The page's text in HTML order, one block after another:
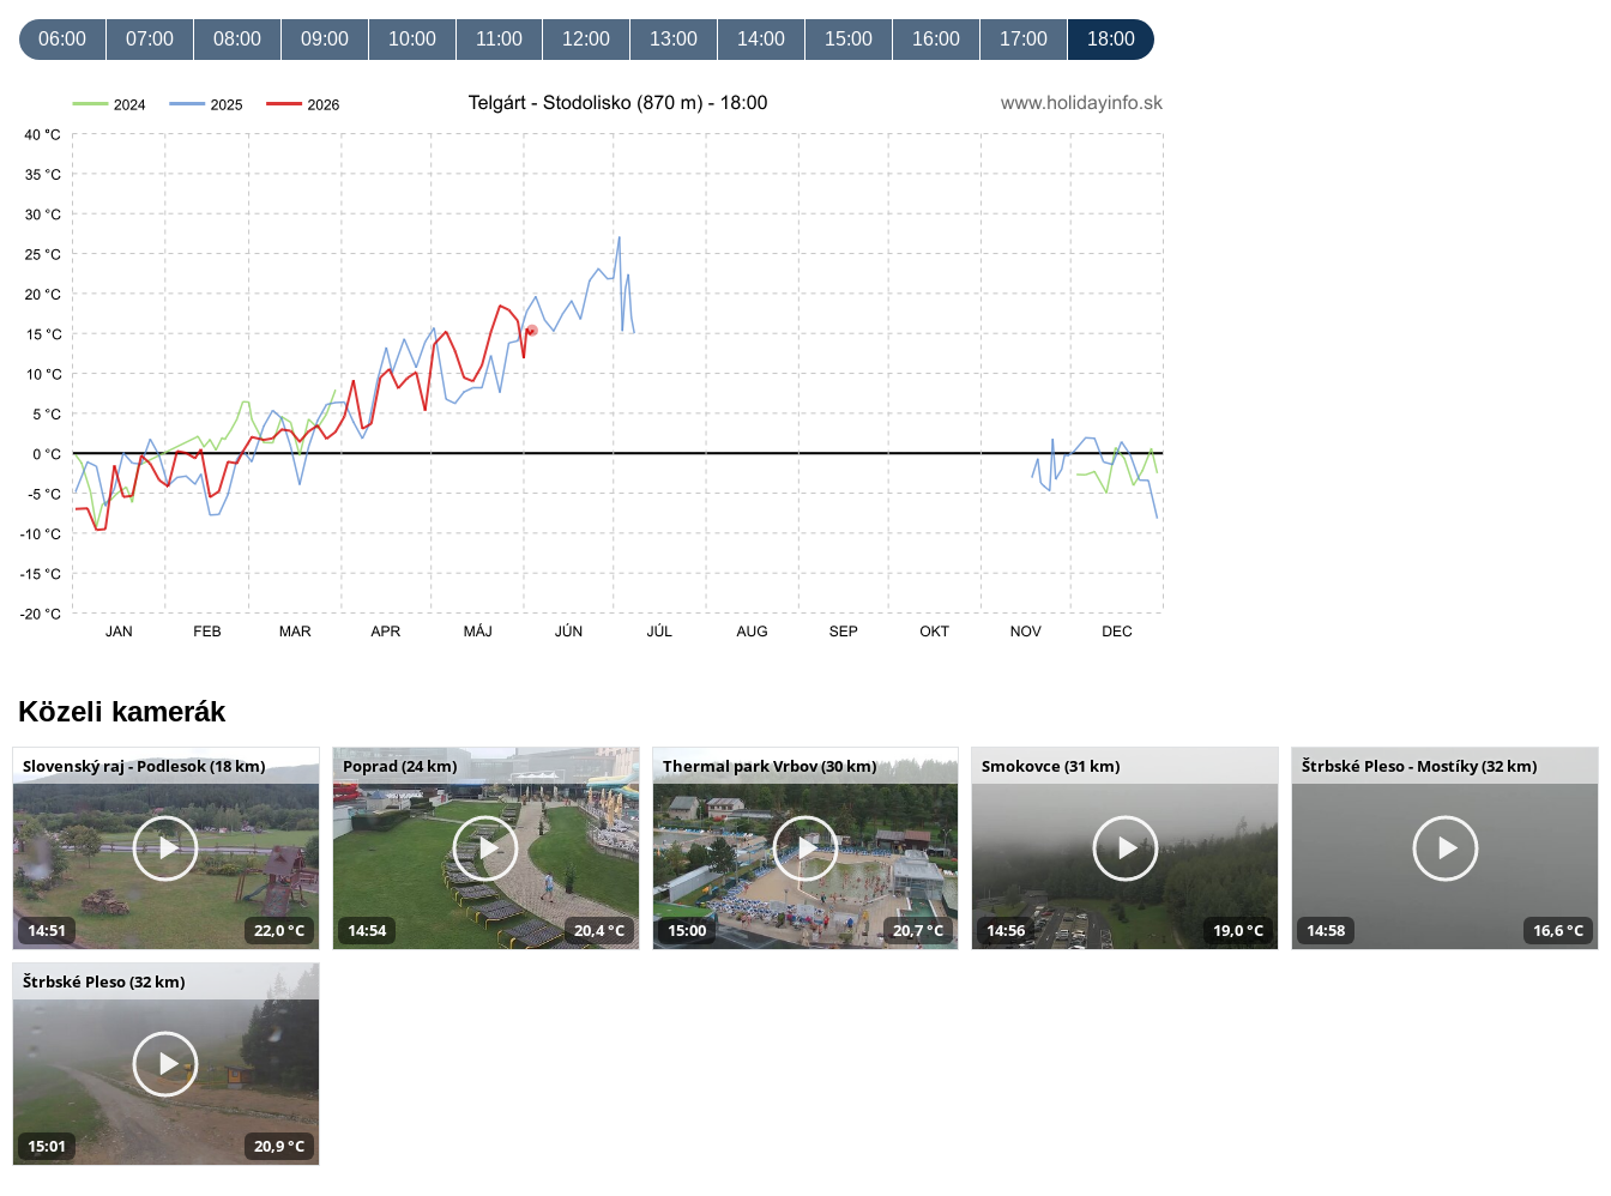
06:00 07:00 08:00 09:00 10:00 11:00 12:00 13:00 14:00 15:00 16:00 17:00 18:00
Közeli kamerák
Slovenský raj - Podlesok (18 km)
14:51 22,0 °C
Poprad (24 km)
14:54 20,4 °C
Thermal park Vrbov (30 km)
15:00 20,7 °C
Smokovce (31 km)
14:56 19,0 °C
Štrbské Pleso - Mostíky (32 km)
14:58 16,6 °C
Štrbské Pleso (32 km)
15:01 20,9 °C